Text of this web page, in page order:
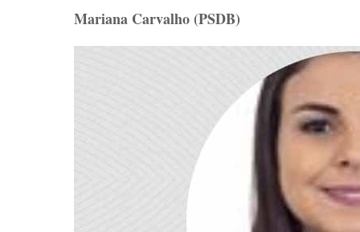
Mariana Carvalho (PSDB)